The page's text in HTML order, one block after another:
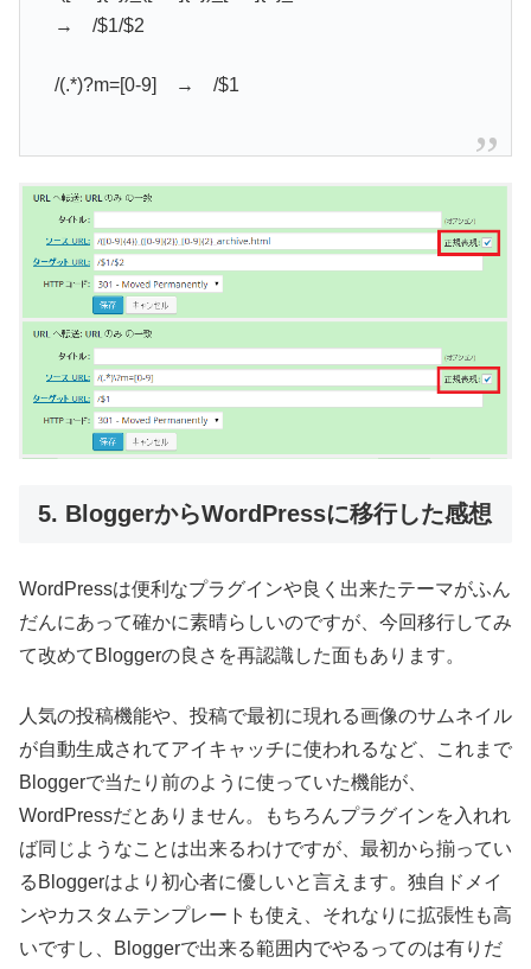
→ /$1/$2
/(.*)?m=[0-9] → /$1
5. BloggerからWordPressに移行した感想
WordPressは便利なプラグインや良く出来たテーマがふん
だんにあって確かに素晴らしいのですが、今回移行してみ
て改めてBloggerの良さを再認識した面もあります。
人気の投稿機能や、投稿で最初に現れる画像のサムネイル
が自動生成されてアイキャッチに使われるなど、これまで
Bloggerで当たり前のように使っていた機能が、
WordPressだとありません。もちろんプラグインを入れれ
ば同じようなことは出来るわけですが、最初から揃ってい
るBloggerはより初心者に優しいと言えます。独自ドメイ
ンやカスタムテンプレートも使え、それなりに拡張性も高
いですし、Bloggerで出来る範囲内でやるってのは有りだ